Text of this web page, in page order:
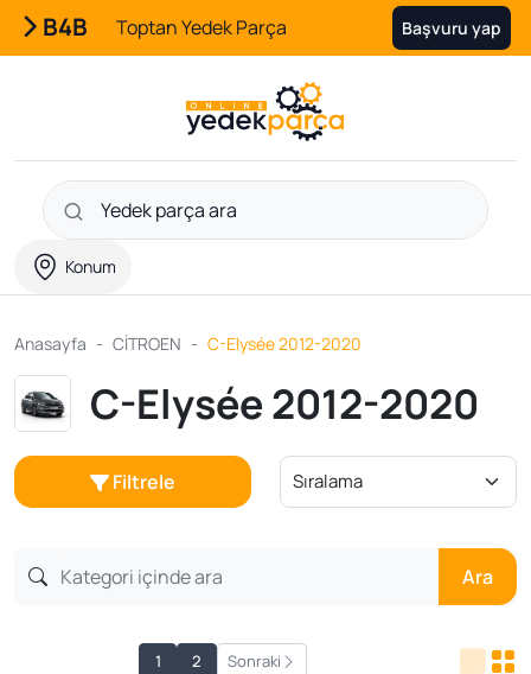
B4B Toptan Yedek Parça Başvuru yap
Konum
Anasayfa CİTROEN C-Elysée 2012-2020
C-Elysée 2012-2020
Filtrele
Ara
1 2 Sonraki